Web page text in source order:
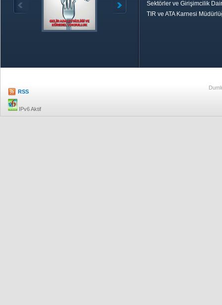
Sektörler ve Girişimcilik
TIR ve ATA Karnesi
RSS
IPv6 Aktif